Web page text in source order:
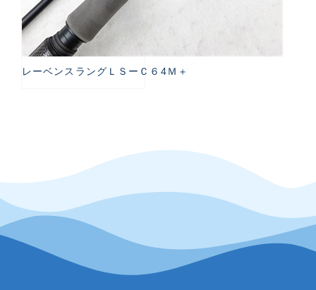
レーベンスラングＬＳーＣ６4Ｍ＋